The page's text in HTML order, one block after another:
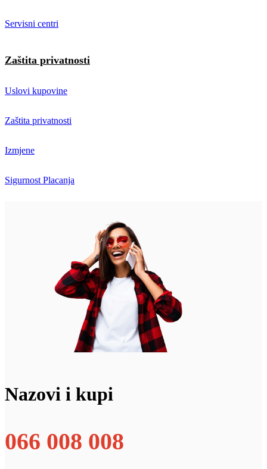
Servisni centri
Zaštita privatnosti
Uslovi kupovine
Zaštita privatnosti
Izmjene
Sigurnost Placanja
Nazovi i kupi
066 008 008